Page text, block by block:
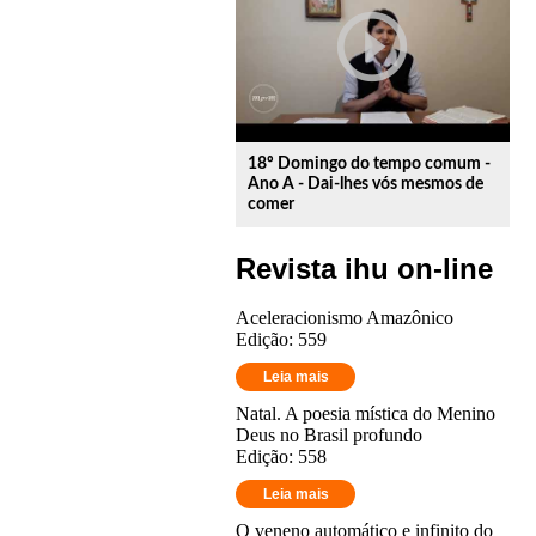
play_circle_outline
18º Domingo do tempo comum -
Ano A - Dai-lhes vós mesmos de
comer
Revista ihu on-line
Aceleracionismo Amazônico
Edição: 559
Leia mais
Natal. A poesia mística do Menino
Deus no Brasil profundo
Edição: 558
Leia mais
O veneno automático e infinito do